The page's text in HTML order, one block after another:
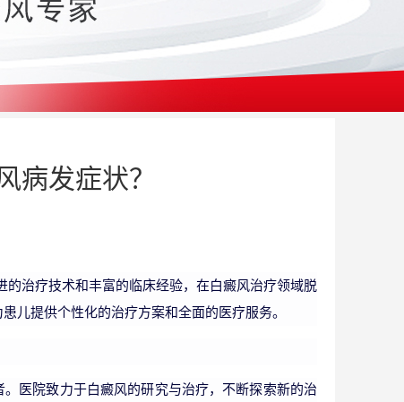
病发症状？
的治疗技术和丰富的临床经验，在白癜风治疗领域脱
儿提供个性化的治疗方案和全面的医疗服务。
医院致力于白癜风的研究与治疗，不断探索新的治